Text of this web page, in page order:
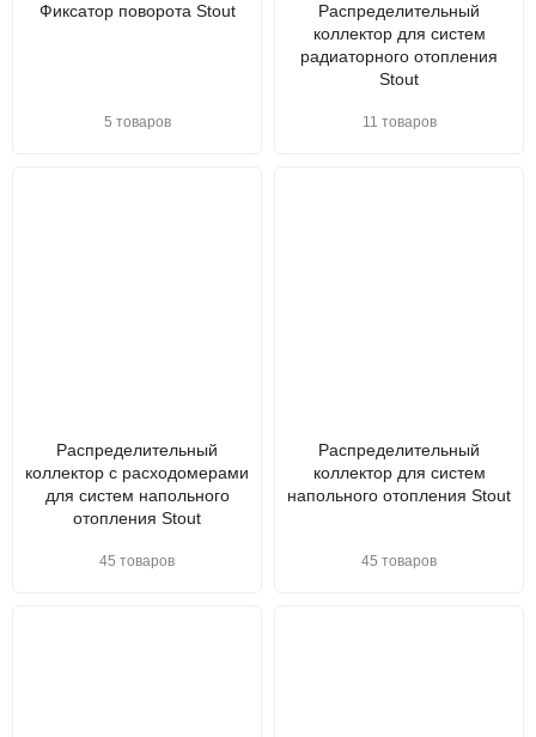
Фиксатор поворота Stout
5 товаров
Распределительный
коллектор для систем
радиаторного отопления
Stout
11 товаров
Распределительный
коллектор с расходомерами
для систем напольного
отопления Stout
45 товаров
Распределительный
коллектор для систем
напольного отопления Stout
45 товаров